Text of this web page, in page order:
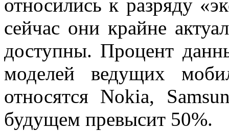
относились к разряду
сейчас они крайне
доступны. Процент
моделей ведущих
относятся Nokia,
будущем превысит 50%.